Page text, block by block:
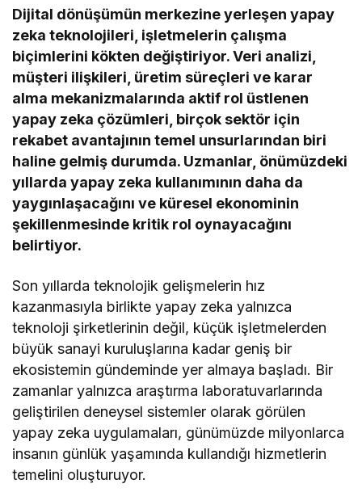
Uzmanlar, bu teknolojinin önümüzdeki yıllarda
daha da yaygınlaşarak…
Dijital dönüşümün merkezine yerleşen yapay
zeka teknolojileri, işletmelerin çalışma
biçimlerini kökten değiştiriyor. Veri analizi,
müşteri ilişkileri, üretim süreçleri ve karar
alma mekanizmalarında aktif rol üstlenen
yapay zeka çözümleri, birçok sektör için
rekabet avantajının temel unsurlarından biri
haline gelmiş durumda. Uzmanlar, önümüzdeki
yıllarda yapay zeka kullanımının daha da
yaygınlaşacağını ve küresel ekonominin
şekillenmesinde kritik rol oynayacağını
belirtiyor.
Son yıllarda teknolojik gelişmelerin hız
kazanmasıyla birlikte yapay zeka yalnızca
teknoloji şirketlerinin değil, küçük işletmelerden
büyük sanayi kuruluşlarına kadar geniş bir
ekosistemin gündeminde yer almaya başladı. Bir
zamanlar yalnızca araştırma laboratuvarlarında
geliştirilen deneysel sistemler olarak görülen
yapay zeka uygulamaları, günümüzde milyonlarca
insanın günlük yaşamında kullandığı hizmetlerin
temelini oluşturuyor.